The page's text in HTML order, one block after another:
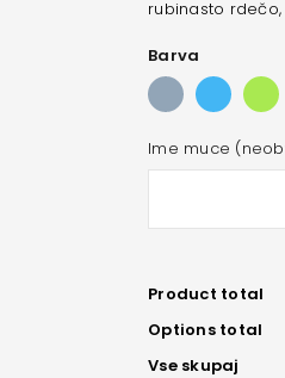
rubinasto
Barva
Ime muce
Product total
Options total
Vse skupaj